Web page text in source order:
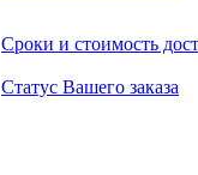
Сроки и стоимость
Статус Вашего заказа